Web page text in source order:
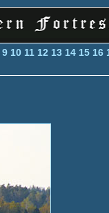
9 10 11 12 13 14 15 16